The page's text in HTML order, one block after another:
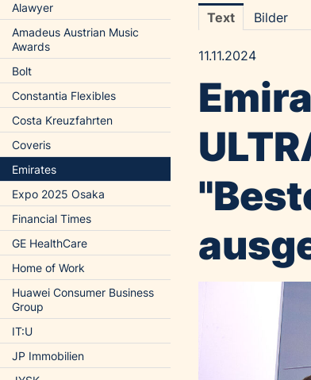
Alawyer
Amadeus Austrian Music
Awards
Bolt
Constantia Flexibles
Costa Kreuzfahrten
Coveris
Emirates
Expo 2025 Osaka
Financial Times
GE HealthCare
Home of Work
Huawei Consumer Business
Group
IT:U
JP Immobilien
Text Bilder
11.11.2024